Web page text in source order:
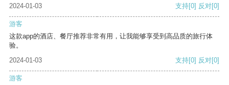
2024-01-03 支持[0] 反对[0]
游客
这款app的酒店、餐厅推荐非常有用，让我能够享受到高品质的旅行体
验。
2024-01-03
支持[0] 反对[0]
游客